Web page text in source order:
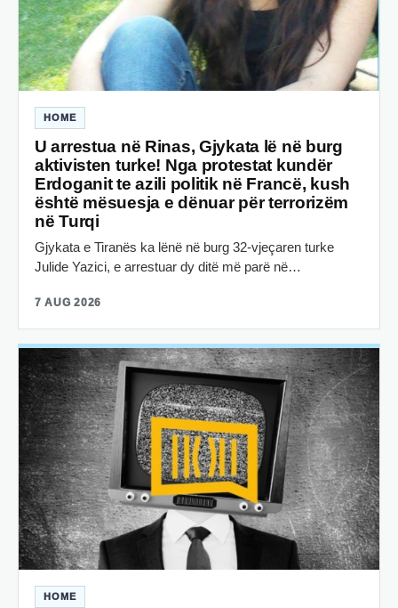
HOME
U arrestua në Rinas, Gjykata lë në burg
aktivisten turke! Nga protestat kundër
Erdoganit te azili politik në Francë, kush
është mësuesja e dënuar për terrorizëm
në Turqi
Gjykata e Tiranës ka lënë në burg 32-vjeçaren turke
Julide Yazici, e arrestuar dy ditë më parë në…
7 AUG 2026
HOME